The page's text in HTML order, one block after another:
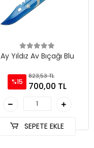
Ay Yıldız Av Bıçağı Blu
%15
823,53 TL
700,00 TL
SEPETE EKLE